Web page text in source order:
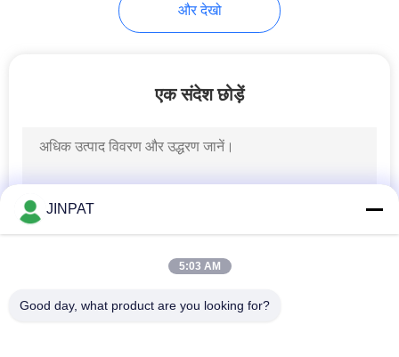
हाई करंट स्लिप रिंग्स
स्लिप रिंग घटक
5
और देखो
एक संदेश छोड़ें
JINPAT
5:03 AM
Good day, what product are you looking for?